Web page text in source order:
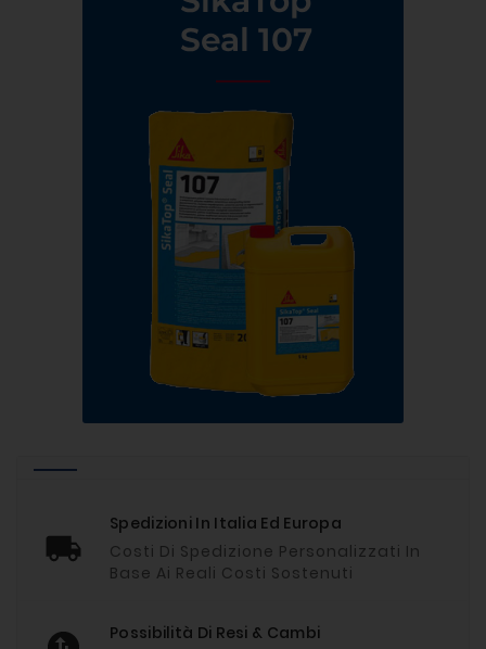
Spedizioni In Italia Ed Europa
Costi Di Spedizione Personalizzati In
Base Ai Reali Costi Sostenuti
Possibilità Di Resi & Cambi